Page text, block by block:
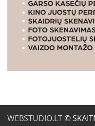
WEBSTUDIO.LT©